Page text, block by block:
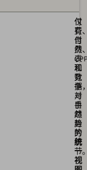
可
仅
有
付
费
表
现
数
据
与
自
然
趋
势
脱
节
可
付
费
自
然
和
竞
争
对
手
趋
势
的
统
一
视